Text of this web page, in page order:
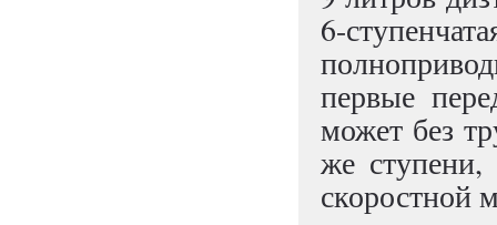
6-
первые
может без
же
скоростной